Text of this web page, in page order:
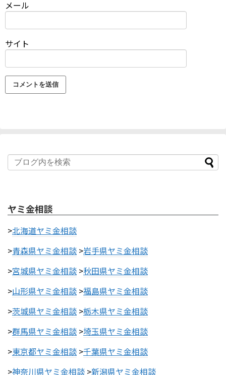
メール
サイト
ヤミ金相談
>北海道ヤミ金相談
>青森県ヤミ金相談 >岩手県ヤミ金相談
>宮城県ヤミ金相談 >秋田県ヤミ金相談
>山形県ヤミ金相談 >福島県ヤミ金相談
>茨城県ヤミ金相談 >栃木県ヤミ金相談
>群馬県ヤミ金相談 >埼玉県ヤミ金相談
>東京都ヤミ金相談 >千葉県ヤミ金相談
>神奈川県ヤミ金相談 >新潟県ヤミ金相談